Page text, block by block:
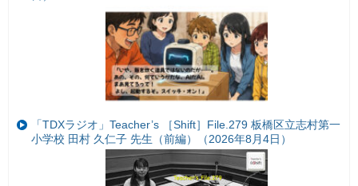
「TDXラジオ」Teacher’s ［Shift］File.279 板橋区立志村第一
小学校 田村 久仁子 先生（前編）（2026年8月4日）